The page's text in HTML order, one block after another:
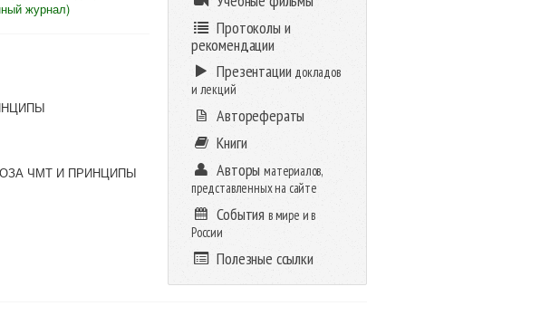
журнал)
ЧМТ И ПРИНЦИПЫ
Протоколы и
рекомендации
Презентации докладов
и лекций
Авторефераты
Книги
Авторыматериалов,
представленных на сайте
События в мире и в
России
Полезные ссылки